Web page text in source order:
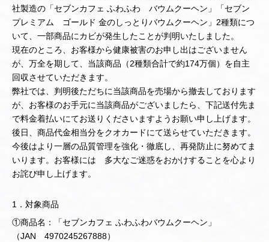
社製造の「セブンカフェ ふわふわ バウムクーヘン」「セブン
プレミアム ゴールド 金のしっとりバウムクーヘン」2種類につ
いて、一部商品にカビが発生したことが判明いたしました。
現在のところ、お客様から健康被害のお申し出はございません
が、万全を期して、当該商品（2種類合計で約174万個）を自主
回収させていただきます。
弊社では、判明後ただちに当該商品を売場から撤去しております
が、お客様のお手元に当該商品がございましたら、下記送付先ま
で料金着払いにてお送りくださいますようお願い申し上げます。
後日、商品代金相当分をクオカードにて送らせていただきます。
今後はより一層の品質管理を強化・徹底し、再発防止に努めてま
いります。お客様には 多大なご迷惑をおかけすることを心より
お詫び申し上げます。
1．対象商品
①商品名：「セブンカフェ ふわふわバウムクーヘン」
（JAN 4970245267888）